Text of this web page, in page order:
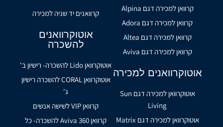
קרוואן למכירה דגם Alpina
קרוואן למכירה דגם Adora
קרוואן למכירה דגם Altea
קרוואן למכירה דגם Aviva
אוטוקרוואנים למכירה
אוטוקרוואן למכירה דגם Sun
Living
אוטוקרוואן למכירה דגם Matrix
קרוואנים יד שניה למכירה
אוטוקרוואנים
להשכרה
אוטוקרוואן Lido להשכרה- רישיון ב'
אוטוקרוואן CORAL להשכרה רישיון
ג'
קרוואן VIP לשישה אנשים
קרוואן Aviva 360 להשכרה- כל